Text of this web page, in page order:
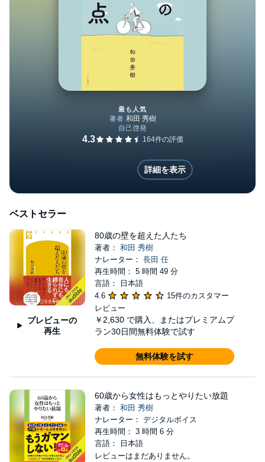
５０歳の分岐点～差がつく「
最も人気
詳細を表示
ベストセラー
プレビューの
再生
80歳の壁を超えた人たち
著者： 和田 秀樹
ナレーター： 長田 任
再生時間： 5 時間 49 分
言語： 日本語
4.6
15件のカスタマー
レビュー
￥2,630 で購入、またはプレミアムプ
ラン30日間無料体験で試す
無料体験を試す
60歳から女性はもっとやりたい放題
著者： 和田 秀樹
ナレーター： デジタルボイス
再生時間： 3 時間 6 分
言語： 日本語
レビューはまだありません。